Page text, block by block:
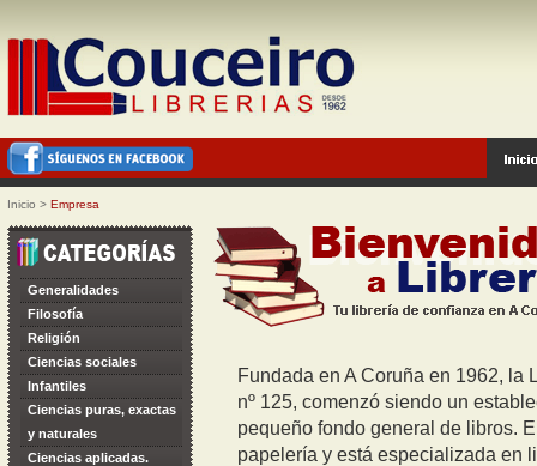
Inicio > Empresa
Generalidades
Filosofía
Religión
Ciencias sociales
Infantiles
Ciencias puras, exactas
y naturales
Ciencias aplicadas.
Fundada en A Coruña en 1962, la
nº 125, comenzó siendo un
pequeño fondo general de libros.
papelería y está especializada en